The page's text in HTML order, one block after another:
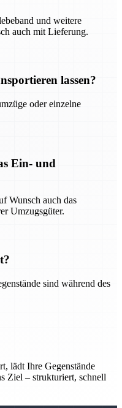
und weitere
auch mit Lieferung.
lassen?
oder einzelne
Ein- und
Wunsch auch das
Umzugsgüter.
sind während des
lädt Ihre Gegenstände
Ziel – strukturiert, schnell